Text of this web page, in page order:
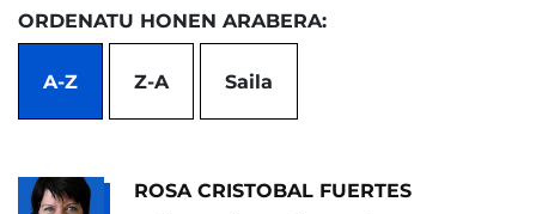
ORDENATU HONEN ARABERA:
A-Z Z-A Saila
ROSA CRISTOBAL FUERTES